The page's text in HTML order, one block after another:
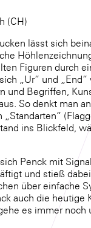
(CH)
lässt sich
Figuren durch
„Ur“ und
und Begriffen,
So denkt man
ins Blickfeld,
Penck mit
und stieß
über einfache
auch die heutige
es immer noch